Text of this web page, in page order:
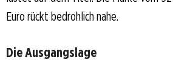
Euro rückt bedrohlich nahe.
Die Ausgangslage